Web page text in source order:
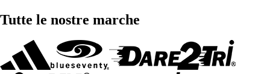
Tutte le nostre marche